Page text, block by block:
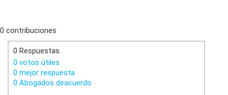
0 contribuciones
0 Respuestas
0 votos útiles
0 mejor respuesta
0 Abogados deacuerdo